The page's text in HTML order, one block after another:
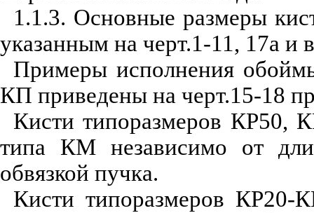
1.1.3. Основные размеры
указанным на черт.1-11, 17а и
Примеры исполнения
КП приведены на черт.15-18
Кисти типоразмеров
типа КМ независимо от
обвязкой пучка.
Кисти типоразмеров